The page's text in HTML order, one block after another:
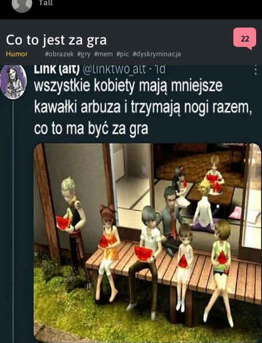
Tall
Co to jest za gra 22
Humor #obrazek #gry #mem #pic #dyskryminacja